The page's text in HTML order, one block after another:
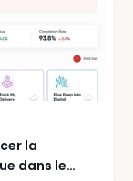
la
dans le